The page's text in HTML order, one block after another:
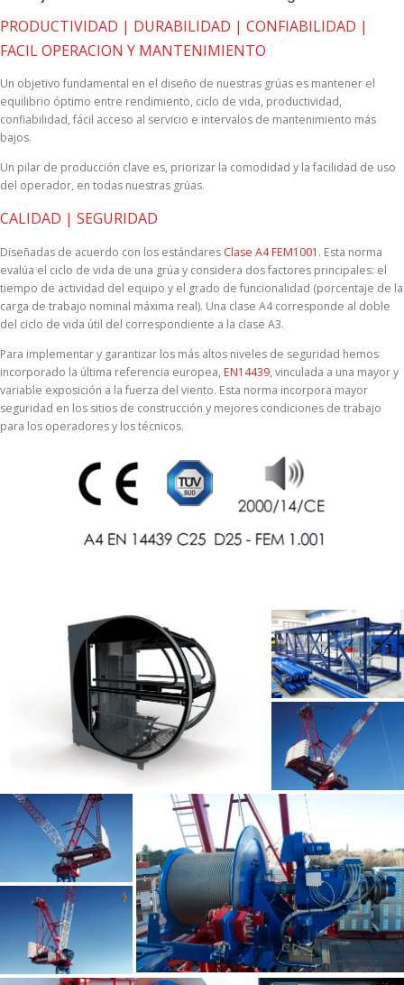
PRODUCTIVIDAD | DURABILIDAD | CONFIABILIDAD |
FACIL OPERACION Y MANTENIMIENTO
Un objetivo fundamental en el diseño de nuestras grúas es mantener el
equilibrio óptimo entre rendimiento, ciclo de vida, productividad,
confiabilidad, fácil acceso al servicio e intervalos de mantenimiento más
bajos.
Un pilar de producción clave es, priorizar la comodidad y la facilidad de uso
del operador, en todas nuestras grúas.
CALIDAD | SEGURIDAD
Diseñadas de acuerdo con los estándares Clase A4 FEM1001 . Esta norma
evalúa el ciclo de vida de una grúa y considera dos factores principales: el
tiempo de actividad del equipo y el grado de funcionalidad (porcentaje de la
carga de trabajo nominal máxima real). Una clase A4 corresponde al doble
del ciclo de vida útil del correspondiente a la clase A3.
Para implementar y garantizar los más altos niveles de seguridad hemos
incorporado la última referencia europea, EN14439, vinculada a una mayor y
variable exposición a la fuerza del viento. Esta norma incorpora mayor
seguridad en los sitios de construcción y mejores condiciones de trabajo
para los operadores y los técnicos.